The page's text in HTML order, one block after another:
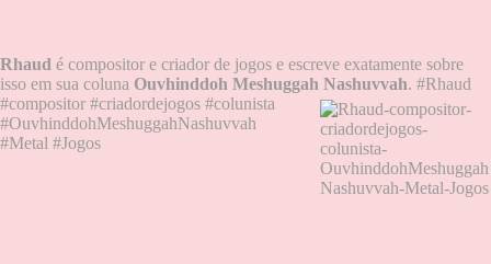
Rhaud é compositor e criador de jogos e escreve exatamente sobre
isso em sua coluna Ouvhinddoh Meshuggah Nashuvvah. #Rhaud
#compositor #criadordejogos #colunista
#OuvhinddohMeshuggahNashuvvah
#Metal #Jogos